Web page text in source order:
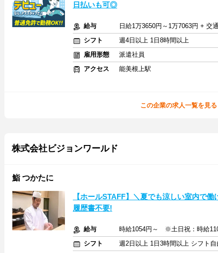
日払いも可◎
給与
日給1万3650円～1万7063円 + 交
シフト
週4日以上 1日8時間以上
雇用形態
派遣社員
アクセス
能美根上駅
この企業の求人一覧を見る
株式会社ビジョンワールド
鮨 つかたに
【ホールSTAFF】＼夏でも涼しい室内で
履歴書不要!
給与
時給1054円～ ※土日祝：時給
シフト
週2日以上 1日3時間以上 シフト